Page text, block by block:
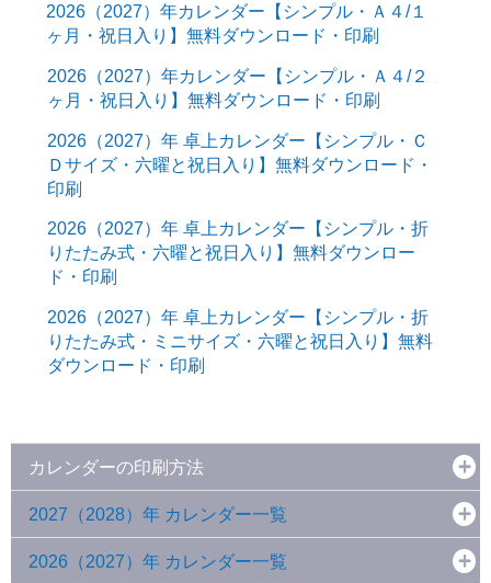
2026（2027）年カレンダー【シンプル・Ａ４/１
ヶ月・祝日入り】無料ダウンロード・印刷
2026（2027）年カレンダー【シンプル・Ａ４/２
ヶ月・祝日入り】無料ダウンロード・印刷
2026（2027）年 卓上カレンダー【シンプル・Ｃ
Ｄサイズ・六曜と祝日入り】無料ダウンロード・
印刷
2026（2027）年 卓上カレンダー【シンプル・折
りたたみ式・六曜と祝日入り】無料ダウンロー
ド・印刷
2026（2027）年 卓上カレンダー【シンプル・折
りたたみ式・ミニサイズ・六曜と祝日入り】無料
ダウンロード・印刷
カレンダーの印刷方法
2027（2028）年 カレンダー一覧
2026（2027）年 カレンダー一覧